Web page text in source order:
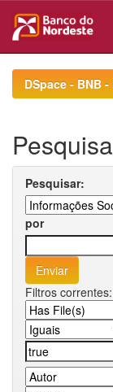
navigationDSpace - BNB
Pesquisar:
por
Filtros correntes: